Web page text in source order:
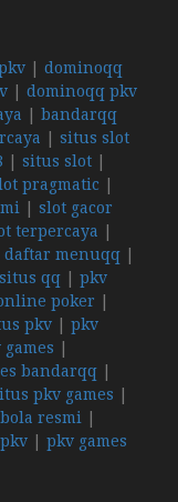
dominoqq
dominoqq pkv
bandarqq
situs slot
situs slot
pragmatic
slot gacor
terpercaya
daftar menuqq
situs qq
pkv
poker
pkv
pkv
bandarqq
pkv games
resmi
pkv pkv games